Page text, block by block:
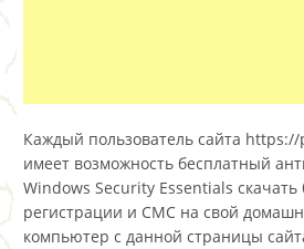
Каждый пользователь сайта
имеет возможность бесплатный
Windows Security Essentials скачать
регистрации и СМС на свой
компьютер с данной страницы